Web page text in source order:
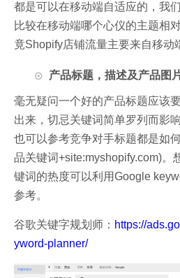
都是可以在移动端自适应的，我
比较在移动端哪个心仪的主题相
竟Shopify店铺流量主要来自移动
产品标题，描述及产品图
毫无疑问一个好的产品标题应该
出来，切忌关键词简单罗列而影
也可以参考竞争对手标题都是如
品关键词+site:myshopify.com)。
键词的热度可以利用Google
参考。
谷歌关键字规划师： https://
yword-planner/